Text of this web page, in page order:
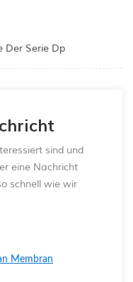
Der Serie Dp
sind und
eine Nachricht
schnell wie wir
Membran